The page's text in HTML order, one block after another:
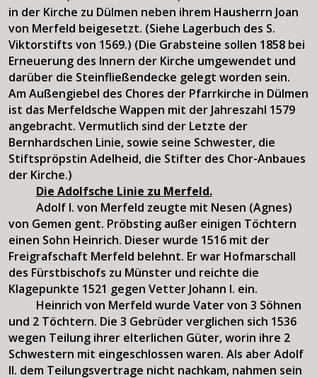
in der Kirche zu Dülmen neben ihrem Hausherrn Joan
von Merfeld beigesetzt. (Siehe Lagerbuch des S.
Viktorstifts von 1569.) (Die Grabsteine sollen 1858 bei
Erneuerung des Innern der Kirche umgewendet und
darüber die Steinfließendecke gelegt worden sein.
Am Außengiebel des Chores der Pfarrkirche in Dülmen
ist das Merfeldsche Wappen mit der Jahreszahl 1579
angebracht. Vermutlich sind der Letzte der
Bernhardschen Linie, sowie seine Schwester, die
Stiftspröpstin Adelheid, die Stifter des Chor-Anbaues
der Kirche.)
Die Adolfsche Linie zu Merfeld.
Adolf I. von Merfeld zeugte mit Nesen (Agnes)
von Gemen gent. Pröbsting außer einigen Töchtern
einen Sohn Heinrich. Dieser wurde 1516 mit der
Freigrafschaft Merfeld belehnt. Er war Hofmarschall
des Fürstbischofs zu Münster und reichte die
Klagepunkte 1521 gegen Vetter Johann I. ein.
Heinrich von Merfeld wurde Vater von 3 Söhnen
und 2 Töchtern. Die 3 Gebrüder verglichen sich 1536
wegen Teilung ihrer elterlichen Güter, worin ihre 2
Schwestern mit eingeschlossen waren. Als aber Adolf
II. dem Teilungsvertrage nicht nachkam, nahmen sein